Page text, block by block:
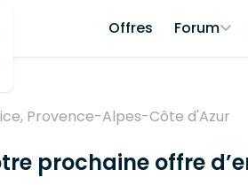
Offres Forum
Provence-Alpes-Côte d'Azur
prochaine offre